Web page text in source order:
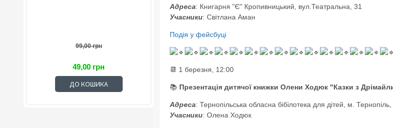
99,00 грн
49,00 грн
ДО КОШИКА
Адреса: Книгарня "Є" Кропивницький, вул.Театральна, 31
Учасники: Світлана Аман
Подія у фейсбуці
📆 1 березня, 12:00
📚 Презентація дитячої книжки Олени Ходюк "Казки з
Адреса: Тернопільська обласна бібілотека для дітей, м.
Учасники: Олена Ходюк